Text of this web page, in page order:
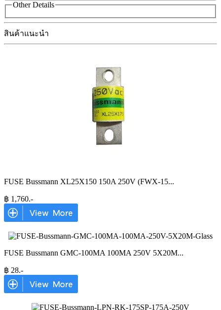
Other Details
สินค้าแนะนำ
FUSE Bussmann XL25X150 150A 250V (FWX-15...
฿ 1,760.-
FUSE Bussmann GMC-100MA 100MA 250V 5X20M...
฿ 28.-